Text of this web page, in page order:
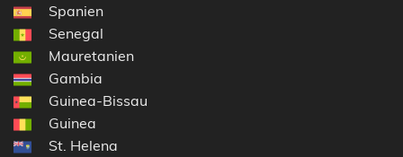
Spanien
Senegal
Mauretanien
Gambia
Guinea-Bissau
Guinea
St. Helena